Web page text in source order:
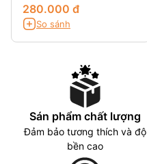
3458,14 3000
3458,N3458
280.000 đ
So sánh
Sán phẩm chất lượng
Đảm bảo tương thích và độ
bền cao